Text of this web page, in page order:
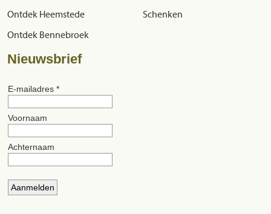
Ontdek Heemstede
Ontdek Bennebroek
Schenken
Nieuwsbrief